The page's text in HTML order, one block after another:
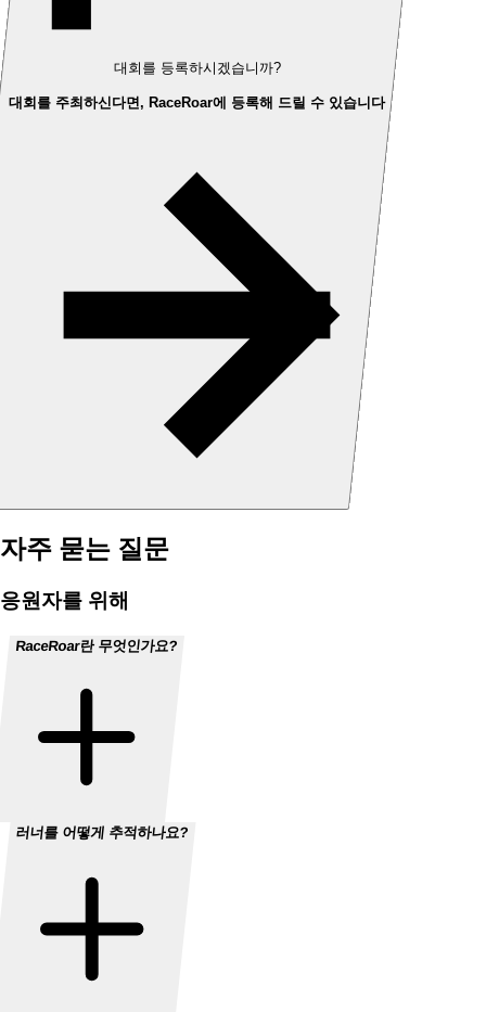
대회를 등록하시겠습니까?
대회를 주최하신다면, RaceRoar에 등록해 드릴 수 있습니다
자주 묻는 질문
응원자를 위해
RaceRoar란 무엇인가요?
러너를 어떻게 추적하나요?